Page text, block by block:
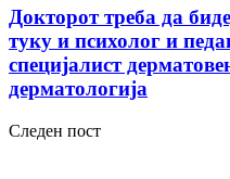
Докторот треба да
туку и психолог и
специјалист
дерматологија
Следен пост